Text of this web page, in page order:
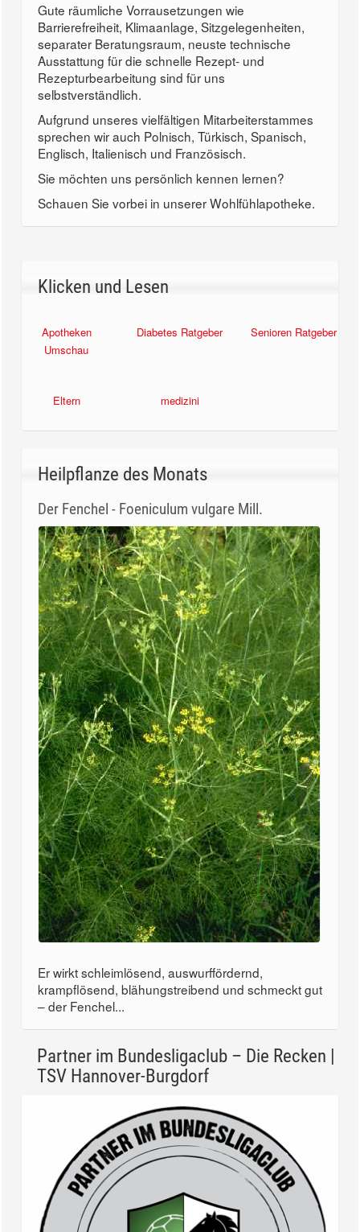
Gute räumliche Vorrausetzungen wie
Barrierefreiheit, Klimaanlage, Sitzgelegenheiten,
separater Beratungsraum, neuste technische
Ausstattung für die schnelle Rezept- und
Rezepturbearbeitung sind für uns
selbstverständlich.
Aufgrund unseres vielfältigen Mitarbeiterstammes
sprechen wir auch Polnisch, Türkisch, Spanisch,
Englisch, Italienisch und Französisch.
Sie möchten uns persönlich kennen lernen?
Schauen Sie vorbei in unserer Wohlfühlapotheke.
Klicken und Lesen
Apotheken
Umschau
Diabetes Ratgeber Senioren Ratgeber
Eltern medizini
Heilpflanze des Monats
Der Fenchel - Foeniculum vulgare Mill.
Er wirkt schleimlösend, auswurffördernd,
krampflösend, blähungstreibend und schmeckt gut
– der Fenchel...
Partner im Bundesligaclub – Die Recken |
TSV Hannover-Burgdorf